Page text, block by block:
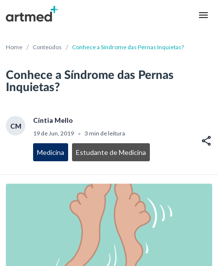
Home / Conteúdos / Conhece a Síndrome das Pernas Inquietas?
Conhece a Síndrome das Pernas
Inquietas?
CM
Cíntia Mello
19 de Jun, 2019 • 3 min de leitura
Medicina Estudante de Medicina